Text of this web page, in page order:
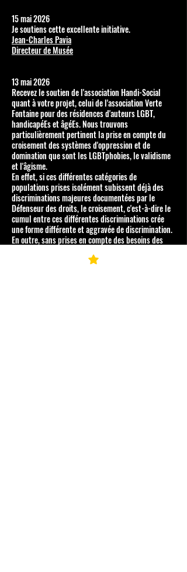
15 mai 2026
Je soutiens cette excellente initiative.
Jean-Charles Pavia
Directeur de Musée
13 mai 2026
Recevez le soutien de l'association Handi-Social
quant à votre projet, celui de l'association Verte
Fontaine pour des résidences d'auteurs LGBT,
handicapéEs et âgéEs. Nous trouvons
particulièrement pertinent la prise en compte du
croisement des systèmes d'oppression et de
domination que sont les LGBTphobies, le validisme
et l'âgisme.
En effet, si ces différentes catégories de
populations prises isolément subissent déjà des
discriminations majeures documentées par le
Défenseur des droits, le croisement, c'est-à-dire le
cumul entre ces différentes discriminations crée
une forme différente et aggravée de discrimination.
En outre, sans prises en compte des besoins des
créées par des environnements inadaptés, on peut